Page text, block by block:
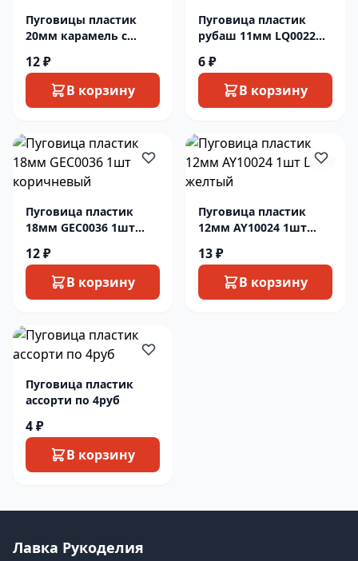
Пуговицы пластик
20мм карамель с
12 ₽
В корзину
Пуговица пластик
рубаш 11мм LQ0022
6 ₽
В корзину
Пуговица пластик
18мм GEC0036 1шт
12 ₽
В корзину
Пуговица пластик
12мм AY10024 1шт
13 ₽
В корзину
Пуговица пластик
ассорти по 4руб
4 ₽
В корзину
Лавка Рукоделия